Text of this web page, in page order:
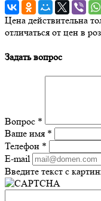
Цена действительна
отличаться от цен в
Задать вопрос
Вопрос *
Ваше имя *
Телефон *
E-mail
Введите текст с